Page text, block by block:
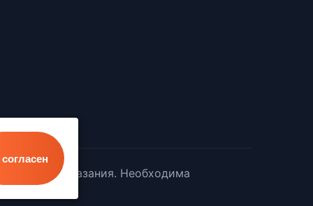
противопоказания. Необходима